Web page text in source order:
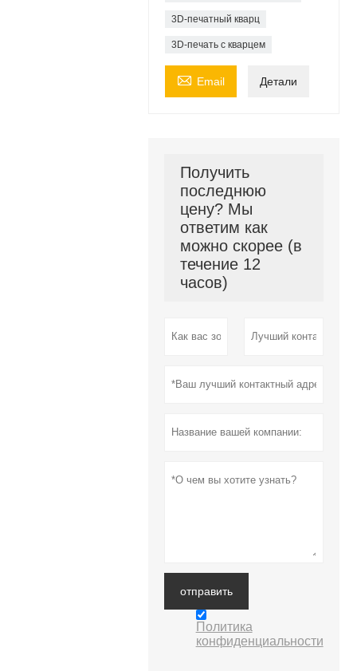
3D-печатный кварц
3D-печать с кварцем
 Email Детали
Получить
последнюю
цену? Мы
ответим как
можно скорее (в
течение 12
часов)
отправить
Политика
конфиденциальности